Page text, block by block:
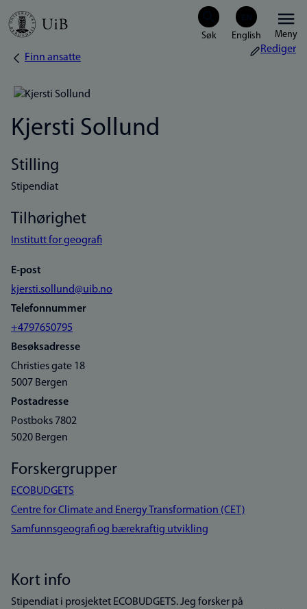
Hopp
Meny
Navigasjonssti
Finn ansatte
Rediger
Kjersti Sollund
Stilling
Stipendiat
Tilhørighet
Institutt for geografi
E-post
kjersti.sollund@uib.no
Telefonnummer
+4797650795
Besøksadresse
Christies gate 18
5007 Bergen
Postadresse
Postboks 7802
5020 Bergen
Forskergrupper
ECOBUDGETS
Centre for Climate and Energy Transformation (CET)
Samfunnsgeografi og bærekraftig utvikling
Kort info
Stipendiat i prosjektet ECOBUDGETS. Jeg forsker på